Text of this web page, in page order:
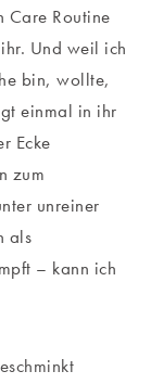
Routine
Und weil ich
bin, wollte,
einmal in ihr
Ecke
zum
unreiner
als
– kann ich